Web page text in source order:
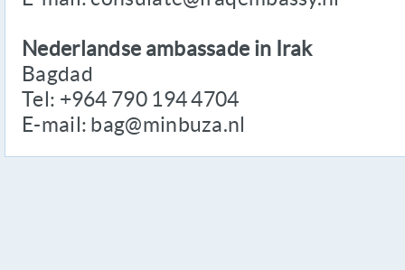
Nederlandse ambassade in Irak
Bagdad
Tel: +964 790 194 4704
E-mail: bag@minbuza.nl